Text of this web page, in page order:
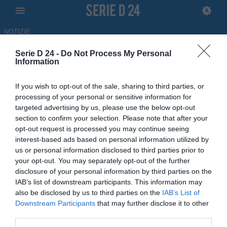
Serie D 24 - Do Not Process My Personal
Information
If you wish to opt-out of the sale, sharing to third parties, or
processing of your personal or sensitive information for
targeted advertising by us, please use the below opt-out
section to confirm your selection. Please note that after your
opt-out request is processed you may continue seeing
interest-based ads based on personal information utilized by
us or personal information disclosed to third parties prior to
your opt-out. You may separately opt-out of the further
disclosure of your personal information by third parties on the
IAB’s list of downstream participants. This information may
also be disclosed by us to third parties on the IAB’s List of
Downstream Participants that may further disclose it to other
NOTIZIE
Milazzo, il comunicato ufficiale
sulla nuova proprietà
30.06.2026 09:14 di Filippo Rossi
Dopo settimane di estenuanti trattative ora non ci sono più indugi:
la SS Milazzo ha un nuovo presidente e un'inedita organizzazione